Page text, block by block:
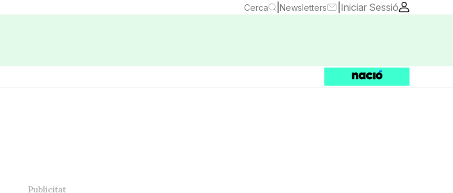
Cerca Newsletters Iniciar Sessió